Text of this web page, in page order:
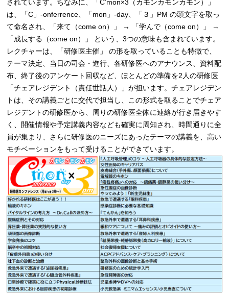
されています。ちなみに、「C’mon×3（カモンカモンカモン）」
は、「C」-onferrence、「mon」-day、「３」PM の頭文字を取っ
て命名され、「来て（come on）」 → 「学んで（come on）」 →
「成長する（come on）」 という、3つの意味も含まれています。
レクチャーは、「研修医主催」 の形を取っていることも特徴で、
テーマ決定、当日の司会・進行、各研修医へのアナウンス、資料配
布、終了後のアンケート回収など、ほとんどの準備を2人の研修医
「チェアレジデント（責任世話人）」が担います。チェアレジデン
トは、その講義ごとに交代で担当し、この形式を取ることでチェア
レジデントの研修医から、周りの研修医全体に連絡が行き届きやす
く、開催情報や予定講義内容なども確実に周知され、時間通りに全
員が集まり、さらに研修医のニーズにあったテーマの講義を、高い
モチベーションをもって受けることができています。